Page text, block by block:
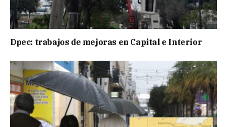
Dpec: trabajos de mejoras en Capital e Interior